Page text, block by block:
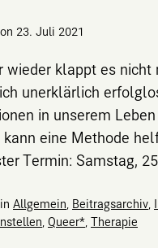
23. Juli 2021
wieder klappt es nicht
unerklärlich
in unserem
eine Methode
Termin: Samstag,
Allgemein, Beitragsarchiv,
, Queer*, Therapie